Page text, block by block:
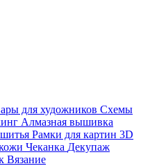
для художников Схемы
Алмазная вышивка
Рамки для картин 3D
Чеканка Декупаж
Вязание